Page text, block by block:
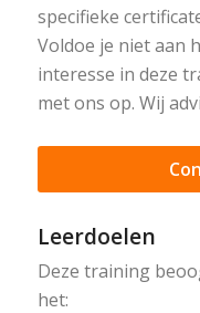
specifieke
Voldoe je niet aan
interesse in deze
met ons op. Wij
Leerdoelen
Deze training
het: